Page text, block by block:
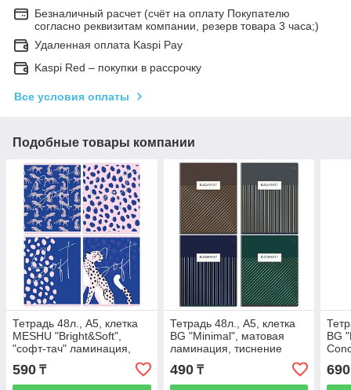
Безналичный расчет (счёт на оплату Покупателю
согласно реквизитам компании, резерв товара 3 часа;)
Удаленная оплата Kaspi Pay
Kaspi Red – покупки в рассрочку
Все условия оплаты
Подобные товары компании
Тетрадь 48л., А5, клетка
MESHU "Bright&Soft",
"софт-тач" ламинация,
тиснение фольгой
590 ₸
Тетрадь 48л., А5, клетка
BG "Minimal", матовая
ламинация, тиснение
фольгой
490₸
BG
690